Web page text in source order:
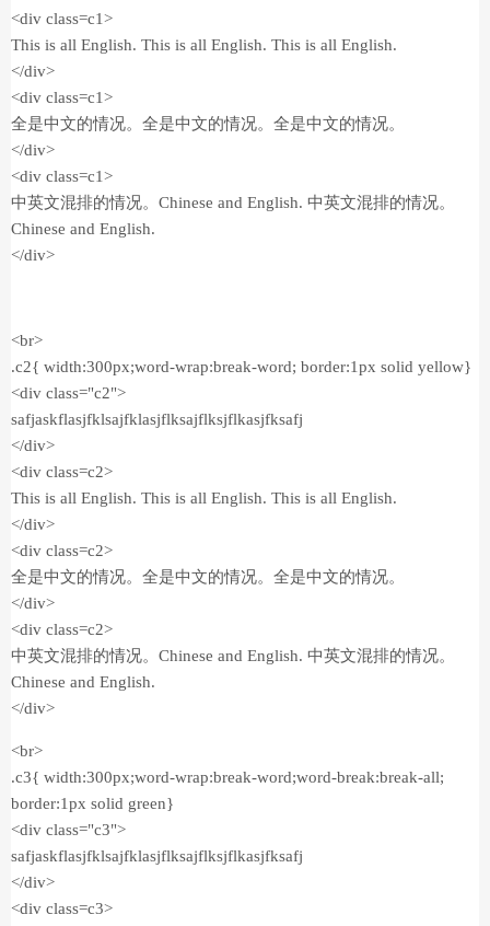
<div class=c1>
This is all English. This is all English. This is all English.
</div>
<div class=c1>
全是中文的情况。全是中文的情况。全是中文的情况。
</div>
<div class=c1>
中英文混排的情况。Chinese and English. 中英文混排的情况。
Chinese and English.
</div>
<br>
.c2{ width:300px;word-wrap:break-word; border:1px solid yellow}
<div class="c2">
safjaskflasjfklsajfklasjflksajflksjflkasjfksafj
</div>
<div class=c2>
This is all English. This is all English. This is all English.
</div>
<div class=c2>
全是中文的情况。全是中文的情况。全是中文的情况。
</div>
<div class=c2>
中英文混排的情况。Chinese and English. 中英文混排的情况。
Chinese and English.
</div>
<br>
.c3{ width:300px;word-wrap:break-word;word-break:break-all;
border:1px solid green}
<div class="c3">
safjaskflasjfklsajfklasjflksajflksjflkasjfksafj
</div>
<div class=c3>